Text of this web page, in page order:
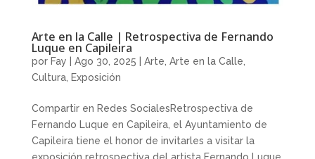
Arte en la Calle | Retrospectiva de Fernando
Luque en Capileira
por Fay Ago 30, 2025 Arte Arte en la Calle
Cultura, Exposición
Compartir en Redes SocialesRetrospectiva de
Fernando Luque en Capileira, el Ayuntamiento de
Capileira tiene el honor de invitarles a visitar la